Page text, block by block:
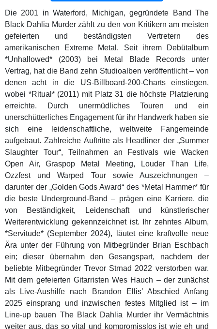
Die 2001 in Waterford, Michigan, gegründete Band The
Black Dahlia Murder zählt zu den von Kritikern am meisten
gefeierten und beständigsten Vertretern des
amerikanischen Extreme Metal. Seit ihrem Debütalbum
*Unhallowed* (2003) bei Metal Blade Records unter
Vertrag, hat die Band zehn Studioalben veröffentlicht – von
denen acht in die US-Billboard-200-Charts einstiegen,
wobei *Ritual* (2011) mit Platz 31 die höchste Platzierung
erreichte. Durch unermüdliches Touren und ein
unerschütterliches Engagement für ihr Handwerk haben sie
sich eine leidenschaftliche, weltweite Fangemeinde
aufgebaut. Zahlreiche Auftritte als Headliner der „Summer
Slaughter Tour“, Teilnahmen an Festivals wie Wacken
Open Air, Graspop Metal Meeting, Louder Than Life,
Ozzfest und Warped Tour sowie Auszeichnungen –
darunter der „Golden Gods Award“ des *Metal Hammer* für
die beste Underground-Band – prägen eine Karriere, die
von Beständigkeit, Leidenschaft und künstlerischer
Weiterentwicklung gekennzeichnet ist. Ihr zehntes Album,
*Servitude* (September 2024), läutet eine kraftvolle neue
Ära unter der Führung von Mitbegründer Brian Eschbach
ein; dieser übernahm den Gesangspart, nachdem der
beliebte Mitbegründer Trevor Strnad 2022 verstorben war.
Mit dem gefeierten Gitarristen Wes Hauch – der zunächst
als Live-Aushilfe nach Brandon Ellis’ Abschied Anfang
2025 einsprang und inzwischen festes Mitglied ist – im
Line-up bauen The Black Dahlia Murder ihr Vermächtnis
weiter aus, das so vital und kompromisslos ist wie eh und